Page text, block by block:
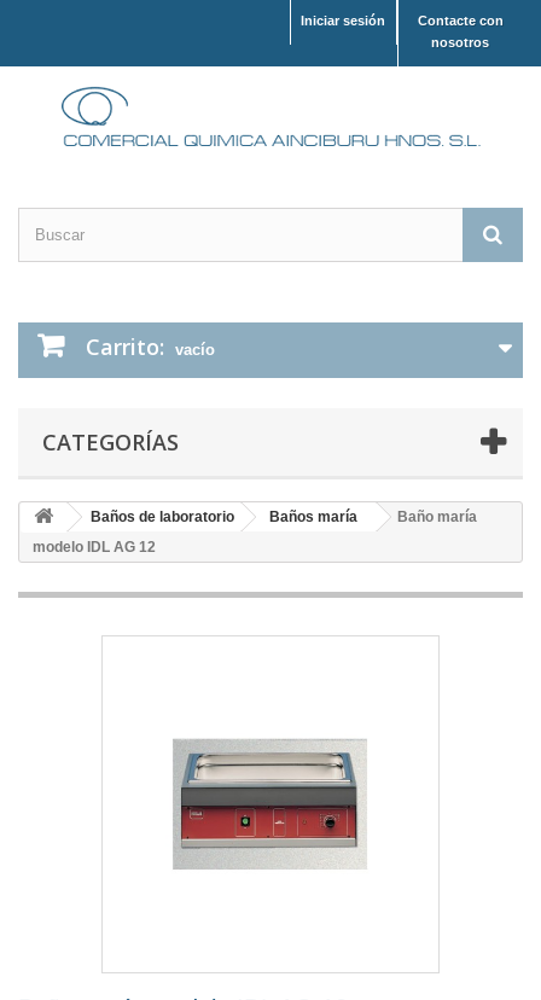
Contacte con
nosotros
Iniciar sesión
Carrito: vacío
CATEGORÍAS
Baños de laboratorio Baños maría
Baño maría
modelo IDL AG 12